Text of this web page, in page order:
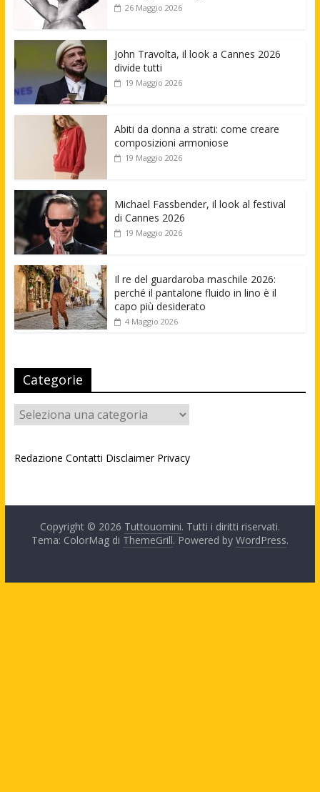
26 Maggio 2026
John Travolta, il look a Cannes 2026
divide tutti
19 Maggio 2026
Abiti da donna a strati: come creare
composizioni armoniose
19 Maggio 2026
Michael Fassbender, il look al festival
di Cannes 2026
19 Maggio 2026
Il re del guardaroba maschile 2026:
perché il pantalone fluido in lino è il
capo più desiderato
4 Maggio 2026
Categorie
Categorie
Redazione Contatti Disclaimer Privacy
Copyright © 2026 Tuttouomini. Tutti i diritti riservati.
Tema: ColorMag di ThemeGrill. Powered by WordPress.